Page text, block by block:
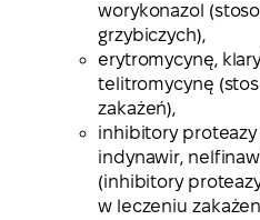
worykonazol
grzybiczych),
erytromycynę,
telitromycynę
zakażeń),
inhibitory proteazy
indynawir,
(inhibitory
w leczeniu